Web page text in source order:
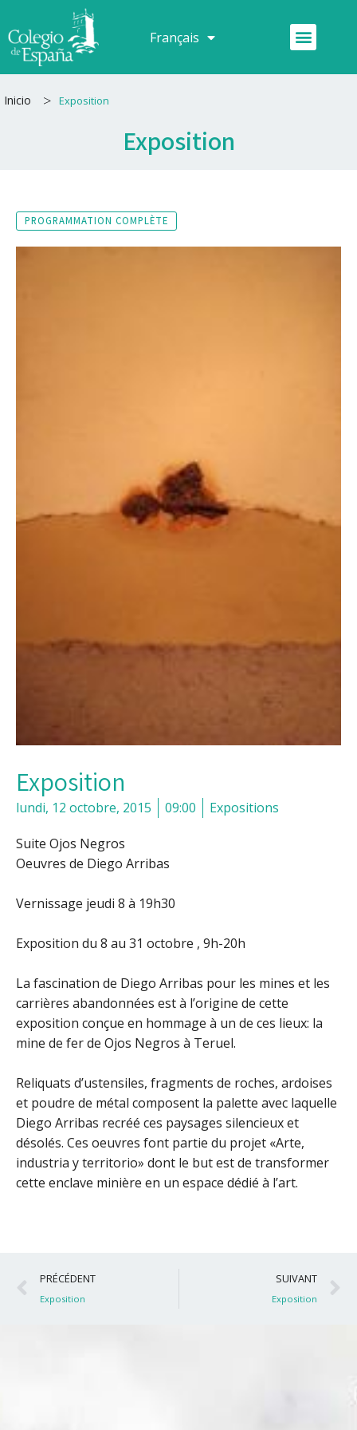
au
contenu
Français
Español Menu
Inicio > Exposition
Exposition
PROGRAMMATION COMPLÈTE
Exposition
lundi, 12 octobre, 2015 09:00 Expositions
Suite Ojos Negros
Oeuvres de Diego Arribas
Vernissage jeudi 8 à 19h30
Exposition du 8 au 31 octobre , 9h-20h
La fascination de Diego Arribas pour les mines et les
carrières abandonnées est à l’origine de cette
exposition conçue en hommage à un de ces lieux: la
mine de fer de Ojos Negros à Teruel.
Reliquats d’ustensiles, fragments de roches, ardoises
et poudre de métal composent la palette avec laquelle
Diego Arribas recréé ces paysages silencieux et
désolés. Ces oeuvres font partie du projet «Arte,
industria y territorio» dont le but est de transformer
cette enclave minière en un espace dédié à l’art.
Précédent
PRÉCÉDENT
Exposition
SUIVANT
Exposition